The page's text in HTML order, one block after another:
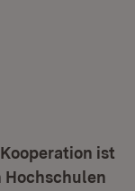
ist
Hochschulen